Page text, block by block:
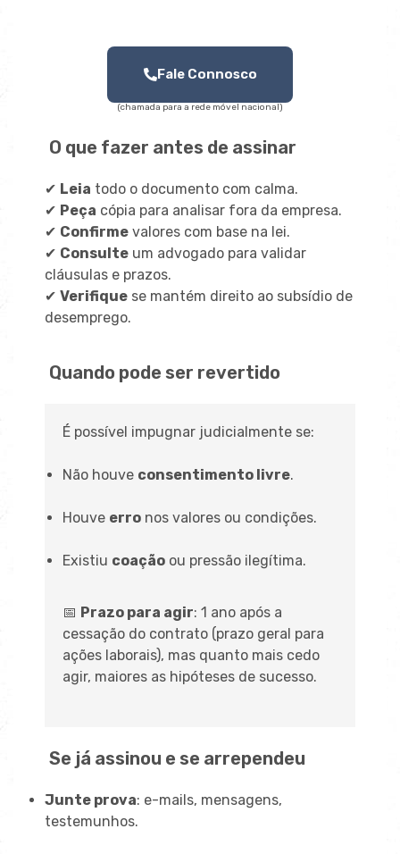
Fale Connosco
(chamada para a rede móvel nacional)
O que fazer antes de assinar
✔ Leia todo o documento com calma.
✔ Peça cópia para analisar fora da empresa.
✔ Confirme valores com base na lei.
✔ Consulte um advogado para validar
cláusulas e prazos.
✔ Verifique se mantém direito ao subsídio de
desemprego.
Quando pode ser revertido
É possível impugnar judicialmente se:
Não houve consentimento livre.
Houve erro nos valores ou condições.
Existiu coação ou pressão ilegítima.
📅 Prazo para agir: 1 ano após a
cessação do contrato (prazo geral para
ações laborais), mas quanto mais cedo
agir, maiores as hipóteses de sucesso.
Se já assinou e se arrependeu
Junte prova: e-mails, mensagens,
testemunhos.